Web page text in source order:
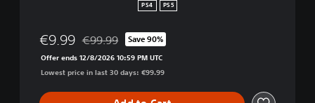
PS4 PS5
€9.99 Discounted from original price of €99.99
€99.99 Save 90%
Offer ends 12/8/2026 10:59 PM UTC
Lowest price in last 30 days: €99.99